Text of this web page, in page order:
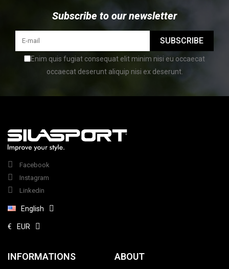
Subscribe to our newsletter
SUBSCRIBE
Enim quis fugiat consequat elit minim nisi eu occaecat
occaecat deserunt aliquip nisi ex deserunt.
Facebook
Instagram
Linkedin
English
€ EUR
INFORMATIONS ABOUT